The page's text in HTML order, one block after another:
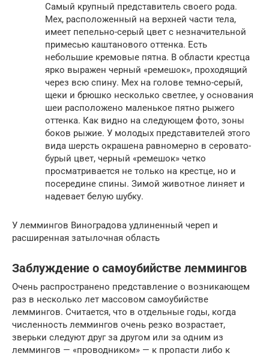
Самый крупный представитель своего рода.
Мех, расположенный на верхней части тела,
имеет пепельно-серый цвет с незначительной
примесью каштанового оттенка. Есть
небольшие кремовые пятна. В области крестца
ярко выражен черный «ремешок», проходящий
через всю спину. Мех на голове темно-серый,
щеки и брюшко несколько светлее, у основания
шеи расположено маленькое пятно рыжего
оттенка. Как видно на следующем фото, зоны
боков рыжие. У молодых представителей этого
вида шерсть окрашена равномерно в серовато-
бурый цвет, черный «ремешок» четко
просматривается не только на крестце, но и
посередине спины. Зимой животное линяет и
надевает белую шубку.
У леммингов Виноградова удлиненный череп и
расширенная затылочная область
Заблуждение о самоубийстве леммингов
Очень распространено представление о возникающем
раз в несколько лет массовом самоубийстве
леммингов. Считается, что в отдельные годы, когда
численность леммингов очень резко возрастает,
зверьки следуют друг за другом или за одним из
леммингов — «проводником» — к пропасти либо к